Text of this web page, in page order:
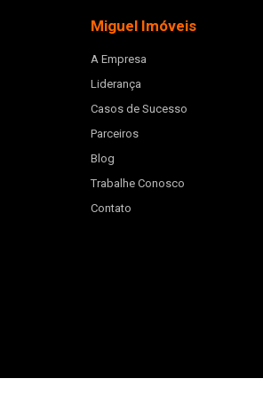
Miguel Imóveis
A Empresa
Liderança
Casos de Sucesso
Parceiros
Blog
Trabalhe Conosco
Contato